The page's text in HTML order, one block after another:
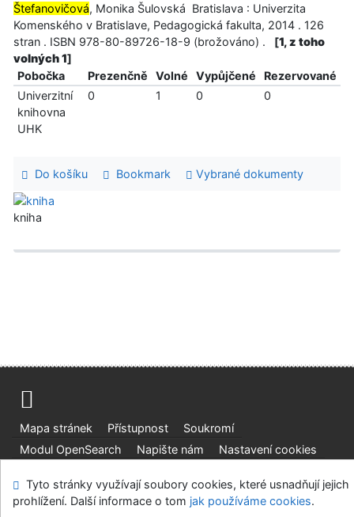
Štefanovičová, Monika Šulovská Bratislava : Univerzita
Komenského v Bratislave, Pedagogická fakulta, 2014 . 126
stran . ISBN 978-80-89726-18-9 (brožováno) .
[1, z toho
volných 1]
Pobočka
Prezenčně Volné Vypůjčené
Rezervované
Univerzitní
knihovna
UHK
0 1 0 0
Do košíku Bookmark Vybrané dokumenty
kniha
Mapa stránek Přístupnost
Soukromí
Modul OpenSearch
Napište nám Nastavení cookies
Univerzitní knihovna - Univerzita Hradec Králové
©1993-2026
IPAC v.4.8.63a -Cosmotron Bohemia, s.r.o.
Tyto stránky využívají soubory cookies, které usnadňují jejich
prohlížení. Další informace o tom jak používáme cookies.